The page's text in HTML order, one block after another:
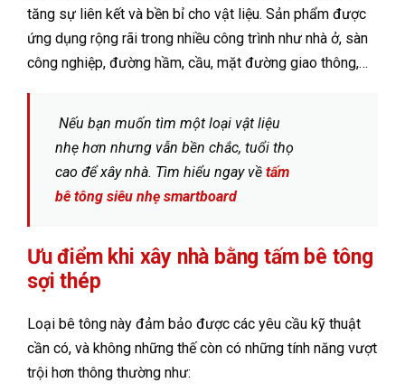
tăng sự liên kết và bền bỉ cho vật liệu. Sản phẩm được
ứng dụng rộng rãi trong nhiều công trình như nhà ở, sàn
công nghiệp, đường hầm, cầu, mặt đường giao thông,…
Nếu bạn muốn tìm một loại vật liệu
nhẹ hơn nhưng vẫn bền chắc, tuổi thọ
cao để xây nhà. Tìm hiểu ngay về tấm
bê tông siêu nhẹ smartboard
Ưu điểm khi xây nhà bằng tấm bê tông
sợi thép
Loại bê tông này đảm bảo được các yêu cầu kỹ thuật
cần có, và không những thế còn có những tính năng vượt
trội hơn thông thường như: